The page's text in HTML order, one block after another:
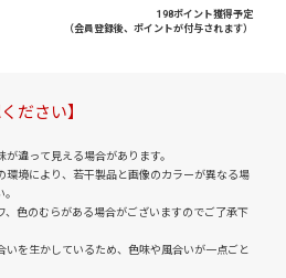
198ポイント獲得予定
（会員登録後、ポイントが付与されます）
ださい】
違って見える場合があります。
環境により、若干製品と画像のカラーが異なる場
色のむらがある場合がございますのでご了承下
を生かしているため、色味や風合いが一点ごと